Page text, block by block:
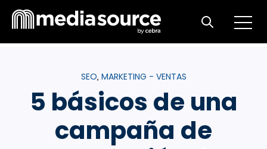
Open
Open search
SEO, MARKETING - VENTAS
5 básicos de una
campaña de